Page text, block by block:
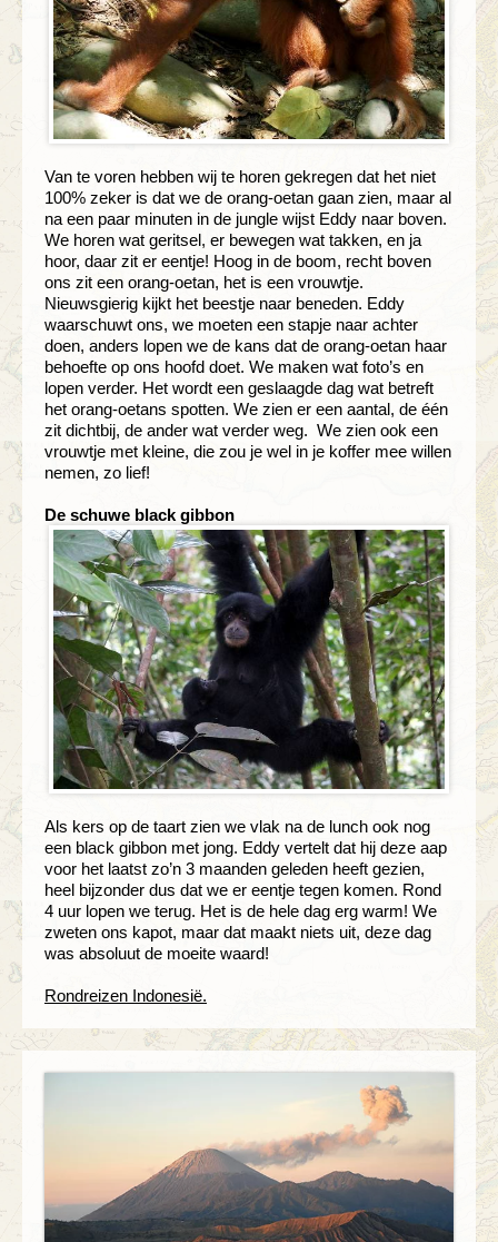
Van te voren hebben wij te horen gekregen dat het niet
100% zeker is dat we de orang-oetan gaan zien, maar al
na een paar minuten in de jungle wijst Eddy naar boven.
We horen wat geritsel, er bewegen wat takken, en ja
hoor, daar zit er eentje! Hoog in de boom, recht boven
ons zit een orang-oetan, het is een vrouwtje.
Nieuwsgierig kijkt het beestje naar beneden. Eddy
waarschuwt ons, we moeten een stapje naar achter
doen, anders lopen we de kans dat de orang-oetan haar
behoefte op ons hoofd doet. We maken wat foto’s en
lopen verder. Het wordt een geslaagde dag wat betreft
het orang-oetans spotten. We zien er een aantal, de één
zit dichtbij, de ander wat verder weg. We zien ook een
vrouwtje met kleine, die zou je wel in je koffer mee willen
nemen, zo lief!
De schuwe black gibbon
Als kers op de taart zien we vlak na de lunch ook nog
een black gibbon met jong. Eddy vertelt dat hij deze aap
voor het laatst zo’n 3 maanden geleden heeft gezien,
heel bijzonder dus dat we er eentje tegen komen. Rond
4 uur lopen we terug. Het is de hele dag erg warm! We
zweten ons kapot, maar dat maakt niets uit, deze dag
was absoluut de moeite waard!
Rondreizen Indonesië.